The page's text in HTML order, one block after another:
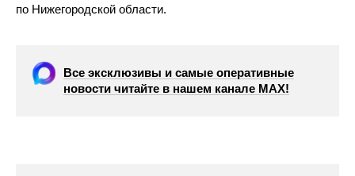
по Нижегородской области.
Все эксклюзивы и самые оперативные
новости читайте в нашем канале МАХ!